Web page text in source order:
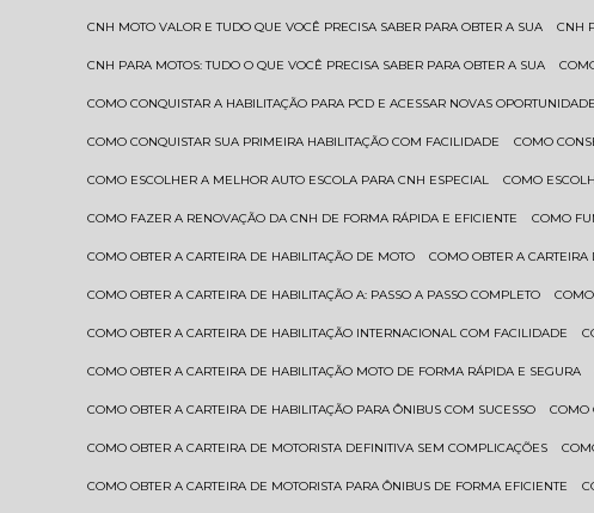
CNH MOTO VALOR E TUDO QUE VOCÊ PRECISA SABER PARA OBTER A SUA
CNH PARA MOTOS: TUDO O QUE VOCÊ PRECISA SABER PARA OBTER A SUA
COMO CONQUISTAR A HABILITAÇÃO PARA PCD E ACESSAR NOVAS
COMO CONQUISTAR SUA PRIMEIRA HABILITAÇÃO COM FACILIDADE COMO
COMO ESCOLHER A MELHOR AUTO ESCOLA PARA CNH ESPECIAL COMO
COMO FAZER A RENOVAÇÃO DA CNH DE FORMA RÁPIDA E EFICIENTE COMO
COMO OBTER A CARTEIRA DE HABILITAÇÃO DE MOTO COMO OBTER A
COMO OBTER A CARTEIRA DE HABILITAÇÃO A: PASSO A PASSO COMPLETO
COMO OBTER A CARTEIRA DE HABILITAÇÃO INTERNACIONAL COM FACILIDADE
COMO OBTER A CARTEIRA DE HABILITAÇÃO MOTO DE FORMA RÁPIDA E SEGURA
COMO OBTER A CARTEIRA DE HABILITAÇÃO PARA ÔNIBUS COM SUCESSO
COMO OBTER A CARTEIRA DE MOTORISTA DEFINITIVA SEM COMPLICAÇÕES
COMO OBTER A CARTEIRA DE MOTORISTA PARA ÔNIBUS DE FORMA EFICIENTE